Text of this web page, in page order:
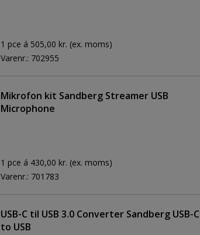
1 pce á 505,00 kr. (ex. moms)
Varenr.: 702955
Mikrofon kit Sandberg Streamer USB
Microphone
1 pce á 430,00 kr. (ex. moms)
Varenr.: 701783
USB-C til USB 3.0 Converter Sandberg USB-C
to USB